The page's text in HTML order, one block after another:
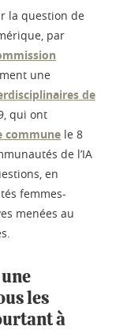
la question de
par
une
de
qui ont
commune le 8
de l’IA
en
femmes-
menées au
les
à